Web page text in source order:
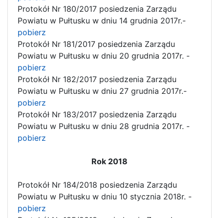
Protokół Nr 180/2017 posiedzenia Zarządu
Powiatu w Pułtusku w dniu 14 grudnia 2017r.-
pobierz
Protokół Nr 181/2017 posiedzenia Zarządu
Powiatu w Pułtusku w dniu 20 grudnia 2017r. -
pobierz
Protokół Nr 182/2017 posiedzenia Zarządu
Powiatu w Pułtusku w dniu 27 grudnia 2017r.-
pobierz
Protokół Nr 183/2017 posiedzenia Zarządu
Powiatu w Pułtusku w dniu 28 grudnia 2017r. -
pobierz
Rok 2018
Protokół Nr 184/2018 posiedzenia Zarządu
Powiatu w Pułtusku w dniu 10 stycznia 2018r. -
pobierz